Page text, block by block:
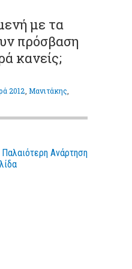
με τα
πρόσβαση
κανείς;
2012 Μανιτάκης
Παλαιότερη Ανάρτηση